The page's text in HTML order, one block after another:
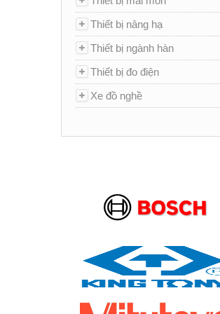
Thiết bị nâng hạ
Thiết bị ngành hàn
Thiết bị đo điện
Xe đồ nghề